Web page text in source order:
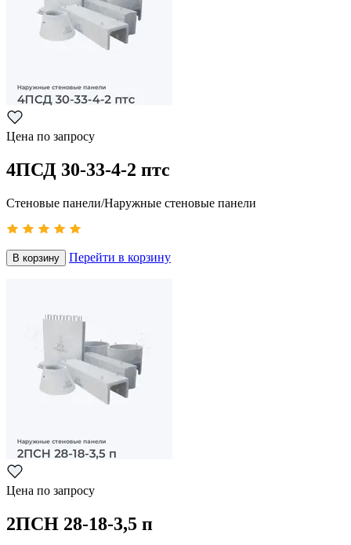
Цена по запросу
4ПСД 30-33-4-2 птс
Стеновые панели/Наружные стеновые панели
В корзину Перейти в корзину
Цена по запросу
2ПСН 28-18-3,5 п